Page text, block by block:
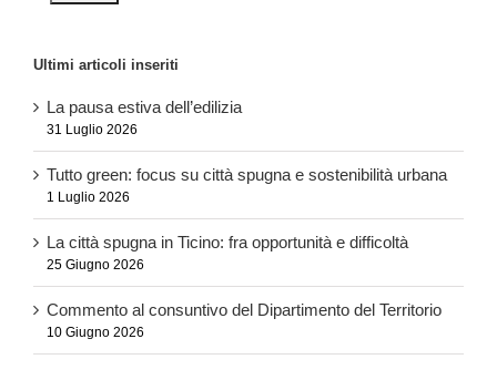
Ultimi articoli inseriti
La pausa estiva dell’edilizia
31 Luglio 2026
Tutto green: focus su città spugna e sostenibilità urbana
1 Luglio 2026
La città spugna in Ticino: fra opportunità e difficoltà
25 Giugno 2026
Commento al consuntivo del Dipartimento del Territorio
10 Giugno 2026